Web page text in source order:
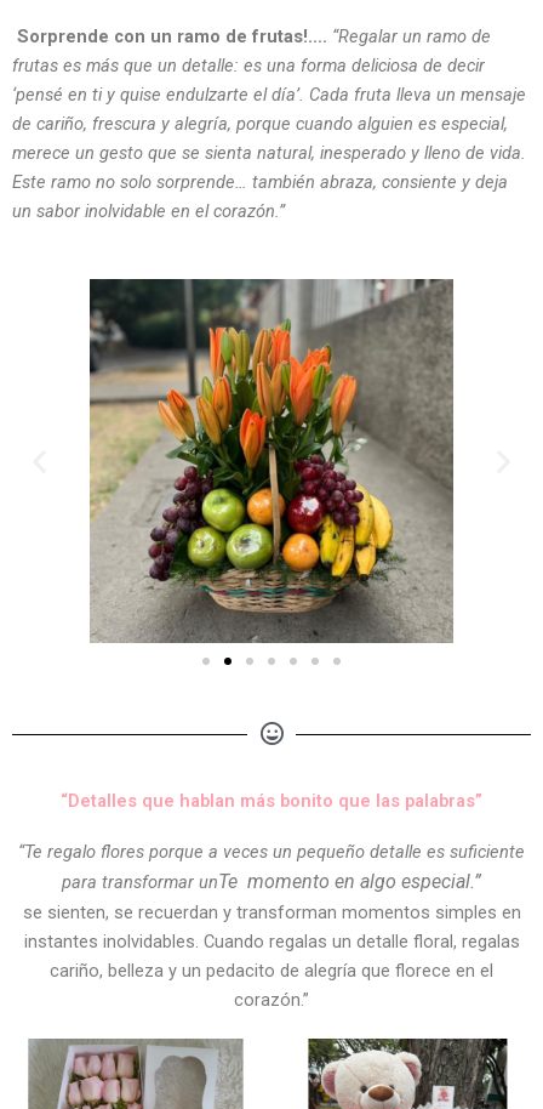
Sorprende con un ramo de frutas!…. “Regalar un ramo de
frutas es más que un detalle: es una forma deliciosa de decir
‘pensé en ti y quise endulzarte el día’. Cada fruta lleva un mensaje
de cariño, frescura y alegría, porque cuando alguien es especial,
merece un gesto que se sienta natural, inesperado y lleno de vida.
Este ramo no solo sorprende… también abraza, consiente y deja
un sabor inolvidable en el corazón.”
“Detalles que hablan más bonito que las palabras”
“Te regalo flores porque a veces un pequeño detalle es suficiente
para transformar unTe momento en algo especial.”
se sienten, se recuerdan y transforman momentos simples en
instantes inolvidables. Cuando regalas un detalle floral, regalas
cariño, belleza y un pedacito de alegría que florece en el
corazón.”